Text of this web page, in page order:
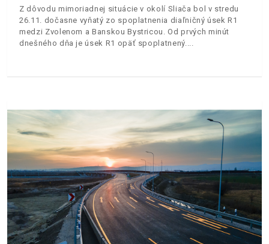
Z dôvodu mimoriadnej situácie v okolí Sliača bol v stredu
26.11. dočasne vyňatý zo spoplatnenia diaľničný úsek R1
medzi Zvolenom a Banskou Bystricou. Od prvých minút
dnešného dňa je úsek R1 opäť spoplatnený.